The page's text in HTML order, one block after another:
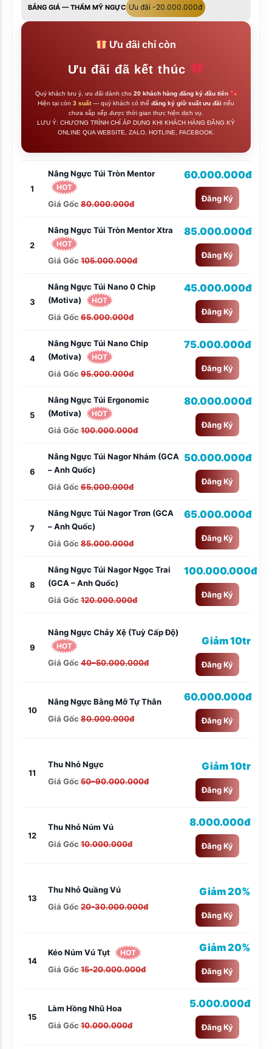
BẢNG GIÁ — THẨM MỸ NGỰC Ưu đãi -20.000.000đ
Ưu đãi chỉ còn
Ưu đãi đã kết thúc
Quý khách lưu ý, ưu đãi dành cho 20 khách hàng đăng ký đầu tiên
Hiện tại còn 3 suất— quý khách có thể đăng ký giữ suất ưu đãi nếu
chưa sắp xếp được thời gian thực hiện dịch vụ.
LƯU Ý: CHƯƠNG TRÌNH CHỈ ÁP DỤNG KHI KHÁCH HÀNG ĐĂNG KÝ
ONLINE QUA WEBSITE, ZALO, HOTLINE, FACEBOOK.
1
Nâng Ngực Túi Tròn Mentor
HOT
Giá Gốc 80.000.000đ
60.000.000đ
Đăng Ký
2
Nâng Ngực Túi Tròn Mentor Xtra
HOT
Giá Gốc 105.000.000đ
85.000.000đ
Đăng Ký
3
Nâng Ngực Túi Nano 0 Chip
(Motiva)
HOT
Giá Gốc 65.000.000đ
45.000.000đ
Đăng Ký
4
Nâng Ngực Túi Nano Chip
(Motiva)
HOT
Giá Gốc 95.000.000đ
75.000.000đ
Đăng Ký
5
Nâng Ngực Túi Ergonomic
(Motiva)
HOT
Giá Gốc 100.000.000đ
80.000.000đ
Đăng Ký
6
Nâng Ngực Túi Nagor Nhám (GCA
– Anh Quốc)
Giá Gốc 65.000.000đ
50.000.000đ
Đăng Ký
7
Nâng Ngực Túi Nagor Trơn (GCA
– Anh Quốc)
Giá Gốc 85.000.000đ
65.000.000đ
Đăng Ký
8
Nâng Ngực Túi Nagor Ngọc Trai
(GCA – Anh Quốc)
Giá Gốc 120.000.000đ
100.000.000đ
Đăng Ký
9
Nâng Ngực Chảy Xệ (tuỳ Cấp Độ)
HOT
Giá Gốc 40–50.000.000đ
Giảm 10tr
Đăng Ký
10
Nâng Ngực Bằng Mỡ Tự Thân
Giá Gốc 80.000.000đ
60.000.000đ
Đăng Ký
11
Thu Nhỏ Ngực
Giá Gốc 50–90.000.000đ
Giảm 10tr
Đăng Ký
12
Thu Nhỏ Núm Vú
Giá Gốc 10.000.000đ
8.000.000đ
Đăng Ký
13
Thu Nhỏ Quầng Vú
Giá Gốc 20-30.000.000đ
Giảm 20%
Đăng Ký
14
Kéo Núm Vú Tụt HOT
Giá Gốc 15-20.000.000đ
Giảm 20%
Đăng Ký
15
Làm Hồng Nhũ Hoa
Giá Gốc 10.000.000đ
5.000.000đ
Đăng Ký